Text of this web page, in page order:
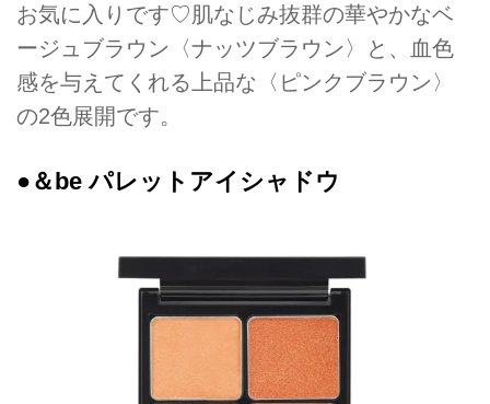
お気に入りです♡肌なじみ抜群の華やかなベ
ージュブラウン〈ナッツブラウン〉と、血色
感を与えてくれる上品な〈ピンクブラウン〉
の2色展開です。
●＆be パレットアイシャドウ